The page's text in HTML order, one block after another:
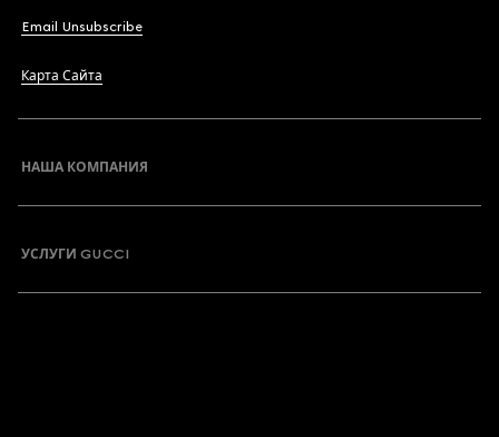
Email Unsubscribe
Карта Сайта
НАША КОМПАНИЯ
УСЛУГИ GUCCI